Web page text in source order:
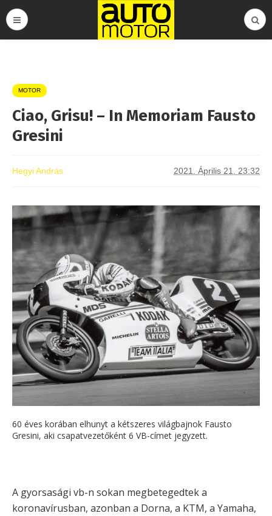
MOTOR
Ciao, Grisu! – In Memoriam Fausto
Gresini
Hegyi András 2021. Április 21. 23:32
60 éves korában elhunyt a kétszeres világbajnok Fausto
Gresini, aki csapatvezetőként 6 VB-címet jegyzett.
A gyorsasági vb-n sokan megbetegedtek a
koronavírusban, azonban a Dorna, a KTM, a Yamaha,